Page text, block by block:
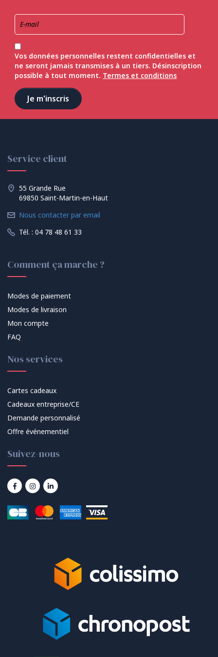
Vos données personnelles restent confidentielles et
ne seront jamais transmises à un tiers. Désinscription
possible à tout moment. Termes et conditions
Service client
55 Grande Rue
69850 Saint-Martin-en-Haut
Nous contacter par email
Tél. : 04 78 48 61 33
Comment ça marche ?
Modes de paiement
Modes de livraison
Mon compte
FAQ
Nos services
Cartes cadeaux
Cadeaux entreprise/CE
Demande personnalisé
Offre événementiel
Suivez-nous